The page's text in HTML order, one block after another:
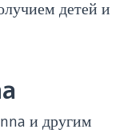
детей и
и другим